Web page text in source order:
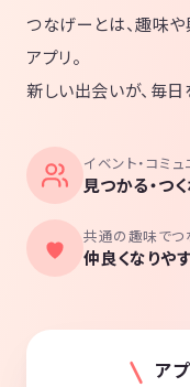
つなげーとは、趣味や
アプリ。
新しい出会いが、毎日
イベント・コミュ
見つかる・つ
共通の趣味でつ
仲良くなりや
ア